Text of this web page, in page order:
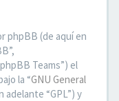
phpBB (de aquí en
Teams”) el
la “GNU General
adelante “GPL”) y